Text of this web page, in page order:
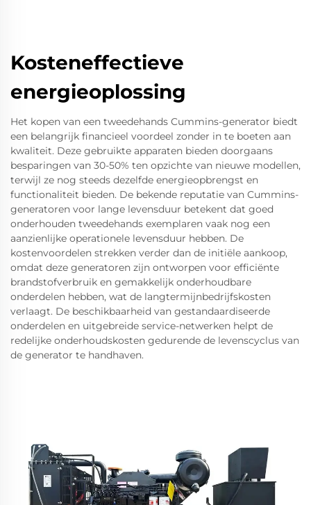
Kosteneffectieve
energieoplossing
Het kopen van een tweedehands Cummins-generator biedt
een belangrijk financieel voordeel zonder in te boeten aan
kwaliteit. Deze gebruikte apparaten bieden doorgaans
besparingen van 30-50% ten opzichte van nieuwe modellen,
terwijl ze nog steeds dezelfde energieopbrengst en
functionaliteit bieden. De bekende reputatie van Cummins-
generatoren voor lange levensduur betekent dat goed
onderhouden tweedehands exemplaren vaak nog een
aanzienlijke operationele levensduur hebben. De
kostenvoordelen strekken verder dan de initiële aankoop,
omdat deze generatoren zijn ontworpen voor efficiënte
brandstofverbruik en gemakkelijk onderhoudbare
onderdelen hebben, wat de langtermijnbedrijfskosten
verlaagt. De beschikbaarheid van gestandaardiseerde
onderdelen en uitgebreide service-netwerken helpt de
redelijke onderhoudskosten gedurende de levenscyclus van
de generator te handhaven.